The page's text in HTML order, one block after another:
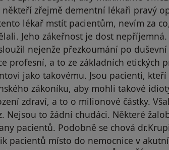
zřejmě dementní lékaři pravý
lékař mstít pacientům, nevím za
Jeho zákeřnost je dost
nejenže přezkoumání po
profesní, a to ze základních etických
jako takovému. Jsou pacienti,
zákoníku, aby mohli takové
zdraví, a to o milionové částky.
Nejsou to žádní chudáci. Některé
pacientů. Podobně se chová
pacientů místo do nemocnice v